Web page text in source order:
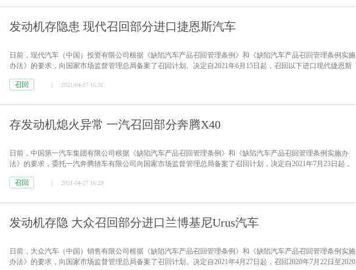
发动机存隐患 现代召回部分进口捷恩斯汽车
日前，现代汽车（中国）投资有限公司根据《缺陷汽车产品召回管理条例》和《缺陷汽车产品召回管理条例实施
办法》的要求，向国家市场监督管理总局备案了召回计划。决定自2021年6月15日起，召回以下进口现代捷恩斯
月21日至2016年4月22日生产的现代捷恩斯3.0 GDI 4...
召回 2021-04-27 16:31
存发动机熄火异常 一汽召回部分奔腾X40
日前，中国第一汽车集团有限公司根据《缺陷汽车产品召回管理条例》和《缺陷汽车产品召回管理条例实施办
法》的要求，委托一汽奔腾轿车有限公司向国家市场监督管理总局备案了召回计划，决定自2021年7月23日起，
罐总成设计存在瑕疵，在车辆正常行驶过程中，有可能出现车辆异常熄火，在极端情况下...
召回 2021-04-27 16:29
发动机存隐 大众召回部分进口兰博基尼Urus汽车
日前，大众汽车（中国）销售有限公司根据《缺陷汽车产品召回管理条例》和《缺陷汽车产品召回管理条例实施
办法》的要求，向国家市场监督管理总局备案了召回计划。决定自2021年4月27日起，召回2020年7月22日至2020